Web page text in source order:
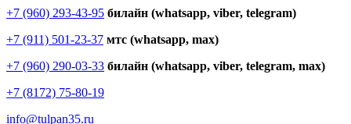
+7 (960) 293-43-95 билайн (whatsapp, viber, telegram)
+7 (911) 501-23-37 мтс (whatsapp, max)
+7 (960) 290-03-33 билайн (whatsapp, viber, telegram, max)
+7 (8172) 75-80-19
info@tulpan35.ru